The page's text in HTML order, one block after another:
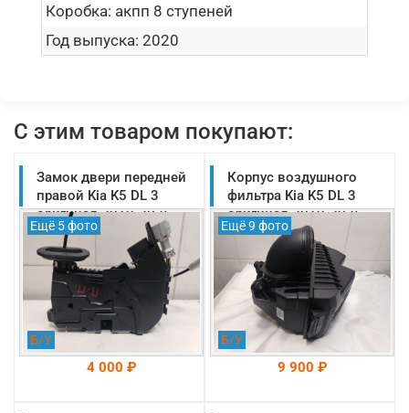
Коробка: акпп 8 ступеней
Год выпуска: 2020
С этим товаром покупают:
Замок двери передней
правой Kia K5 DL 3
оригинал 2019-2025
(81320L2030)
Ещё 5 фото
Б/У
4 000 ₽
Корпус воздушного
фильтра Kia K5 DL 3
оригинал 2019-2025
(28110L1200)
Ещё 9 фото
Б/У
9 900 ₽